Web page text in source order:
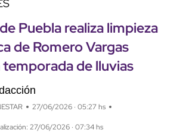
Puebla realiza limpieza
de Romero Vargas
temporada de lluvias
27/06/2026 · 05:27 hs
27/06/2026 · 07:34 hs